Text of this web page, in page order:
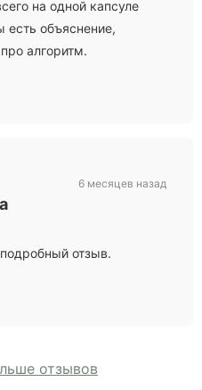
на одной капсуле
есть объяснение,
алгоритм.
отзыв.
6 месяцев назад
отзывов